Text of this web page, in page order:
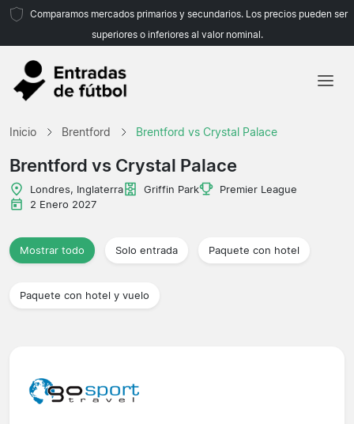
Comparamos mercados primarios y secundarios. Los precios pueden ser
superiores o inferiores al valor nominal.
Inicio Brentford Brentford vs Crystal Palace
Brentford vs Crystal Palace
Londres, Inglaterra Griffin Park
Premier League
2 Enero 2027
Mostrar todo Solo entrada Paquete con hotel
Paquete con hotel y vuelo